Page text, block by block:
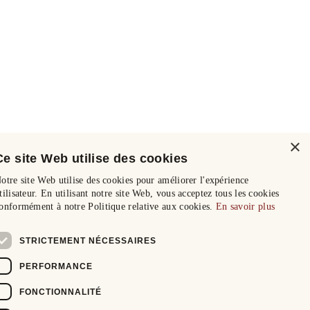
×
site Web utilise des cookies
site Web utilise des cookies pour améliorer l'expérience
En utilisant notre site Web, vous acceptez tous les cookies
à notre Politique relative aux cookies. En savoir plus
STRICTEMENT NÉCESSAIRES
PERFORMANCE
FONCTIONNALITÉ